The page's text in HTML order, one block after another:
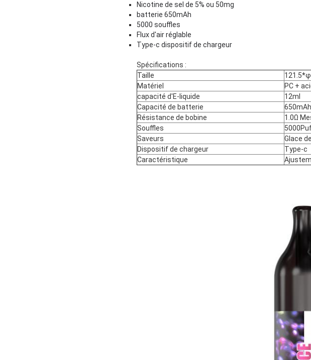
Nicotine de sel de 5% ou 50mg
batterie 650mAh
5000 souffles
Flux d'air réglable
Type-c dispositif de chargeur
Spécifications :
Taille
Matériel
PC +
capacité d'E-liquide
12ml
Capacité de batterie
650mAh
Résistance de bobine
1.0Ω
Souffles
Saveurs
Glace
Dispositif de chargeur
Type-c
Caractéristique